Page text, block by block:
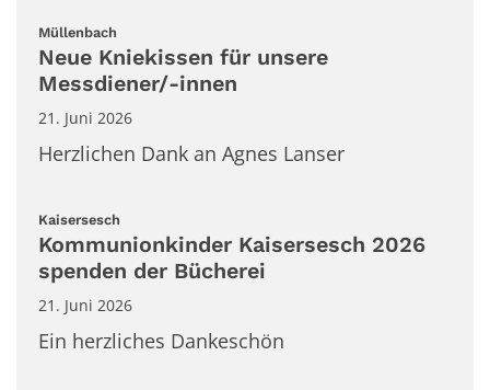
Müllenbach
Neue Kniekissen für unsere
Messdiener/-innen
21. Juni 2026
Herzlichen Dank an Agnes Lanser
Kaisersesch
Kommunionkinder Kaisersesch 2026
spenden der Bücherei
21. Juni 2026
Ein herzliches Dankeschön